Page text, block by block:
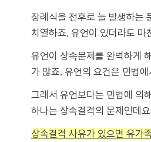
장례식을 전후로 늘 발생하는
치열하죠. 유언이 있더라도 마
유언이 상속문제를 완벽하게
가 많죠. 유언의 요건은 민법
그래서 유언보다는 민법에 의
하나는 상속결격의 문제인데
상속결격 사유가 있으면 유가